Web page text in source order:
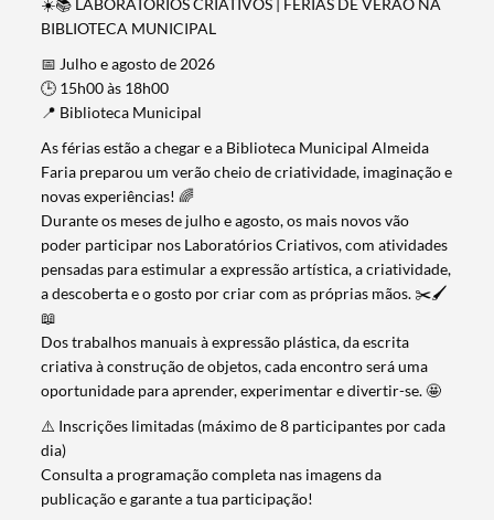
BIBLIOTECA MUNICIPAL
📅 Julho e agosto de 2026
🕒 15h00 às 18h00
📍 Biblioteca Municipal
As férias estão a chegar e a Biblioteca Municipal Almeida
Faria preparou um verão cheio de criatividade, imaginação e
novas experiências! 🌈
Durante os meses de julho e agosto, os mais novos vão
poder participar nos Laboratórios Criativos, com atividades
pensadas para estimular a expressão artística, a criatividade,
a descoberta e o gosto por criar com as próprias mãos. ✂️🖌️
📖
Dos trabalhos manuais à expressão plástica, da escrita
criativa à construção de objetos, cada encontro será uma
oportunidade para aprender, experimentar e divertir-se. 🤩
⚠️ Inscrições limitadas (máximo de 8 participantes por cada
dia)
Consulta a programação completa nas imagens da
publicação e garante a tua participação!